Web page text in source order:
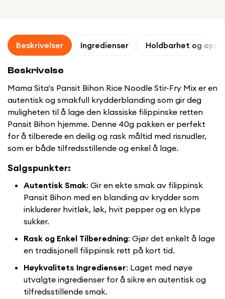
Beskrivelser Ingredienser Holdbarhet og
Beskrivelse
Mama Sita's Pansit Bihon Rice Noodle Stir-Fry Mix er en
autentisk og smakfull krydderblanding som gir deg
muligheten til å lage den klassiske filippinske retten
Pansit Bihon hjemme. Denne 40g pakken er perfekt
for å tilberede en deilig og rask måltid med risnudler,
som er både tilfredsstillende og enkel å lage.
Salgspunkter:
Autentisk Smak: Gir en ekte smak av filippinsk
Pansit Bihon med en blanding av krydder som
inkluderer hvitløk, løk, hvit pepper og en klype
sukker.
Rask og Enkel Tilberedning: Gjør det enkelt å lage
en tradisjonell filippinsk rett på kort tid.
Høykvalitets Ingredienser: Laget med nøye
utvalgte ingredienser for å sikre en autentisk og
tilfredsstillende smak.